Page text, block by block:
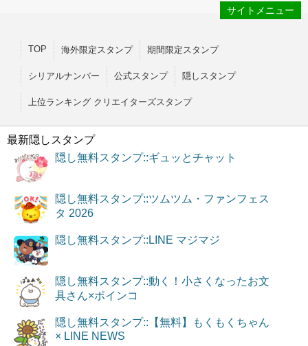
サイトメニュー
TOP 海外限定スタンプ 期間限定スタンプ
シリアルナンバー 公式スタンプ 隠しスタンプ
上位ランキング クリエイターズスタンプ
最新隠しスタンプ
隠し無料スタンプ::ギュッとチャット
隠し無料スタンプ::ツムツム・ファンフェス
タ 2026
隠し無料スタンプ::LINE マジマジ
隠し無料スタンプ::動く！小さくなったお文
具さん×ポインコ
隠し無料スタンプ::【無料】もくもくちゃん
× LINE NEWS